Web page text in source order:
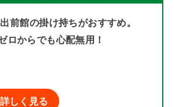
前館の掛け持ちがおすすめ。
ロからでも心配無用！
詳しく見る